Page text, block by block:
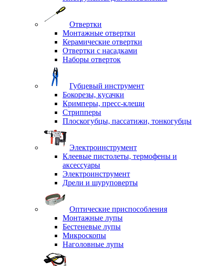
Отвертки
Монтажные отвертки
Керамические отвертки
Отвертки с насадками
Наборы отверток
Губцевый инструмент
Бокорезы, кусачки
Кримперы, пресс-клещи
Стрипперы
Плоскогубцы, пассатижи, тонкогубцы
Электроинструмент
Клеевые пистолеты, термофены и
аксессуары
Электроинструмент
Дрели и шуруповерты
Оптические приспособления
Монтажные лупы
Бестеневые лупы
Микроскопы
Наголовные лупы